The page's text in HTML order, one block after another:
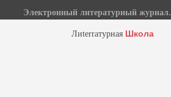
Электронный литературный журнал.
Лиterraтурная Школа